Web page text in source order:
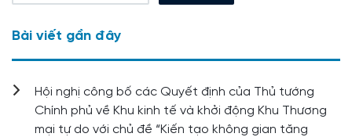
Bài viết gần đây
Hội nghị công bố các Quyết định của Thủ tướng
Chính phủ về Khu kinh tế và khởi động Khu Thương
mại tự do với chủ đề “Kiến tạo không gian tăng